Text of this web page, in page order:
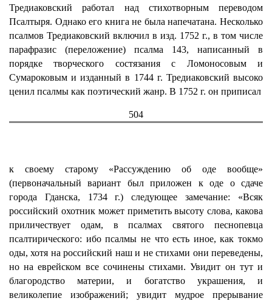
Тредиаковский работал над стихотворным переводом
Псалтыря. Однако его книга не была напечатана. Несколько
псалмов Тредиаковский включил в изд. 1752 г., в том числе
парафразис (переложение) псалма 143, написанный в
порядке творческого состязания с Ломоносовым и
Сумароковым и изданный в 1744 г. Тредиаковский высоко
ценил псалмы как поэтический жанр. В 1752 г. он приписал
504
к своему старому «Рассуждению об оде вообще»
(первоначальный вариант был приложен к оде о сдаче
города Гданска, 1734 г.) следующее замечание: «Всяк
российский охотник может приметить высоту слова, какова
приличествует одам, в псалмах святого песнопевца
псалтирического: ибо псалмы не что есть иное, как токмо
оды, хотя на российский наш и не стихами они переведены,
но на еврейском все сочинены стихами. Увидит он тут и
благородство материи, и богатство украшения, и
великолепие изображений; увидит мудрое прерывание